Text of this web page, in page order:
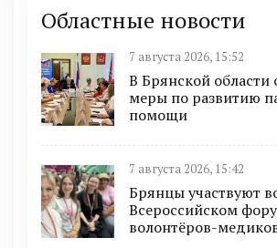
Областные новости
7 августа 2026, 15:52
В Брянской области
меры по развитию
помощи
7 августа 2026, 15:42
Брянцы участвуют
Всероссийском
волонтёров-